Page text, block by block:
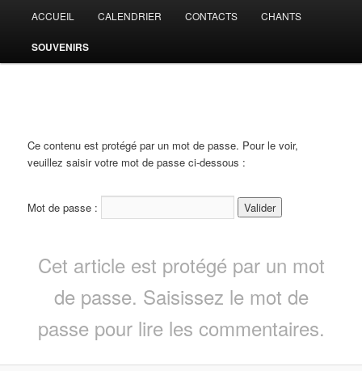
contenu
principalCHORALE DE JEHANSTER
principal
ACCUEIL CALENDRIER CONTACTS CHANTS
SOUVENIRS
Ce contenu est protégé par un mot de passe. Pour le voir,
veuillez saisir votre mot de passe ci-dessous :
Mot de passe :
Cet article est protégé par un mot
de passe. Saisissez le mot de
passe pour lire les commentaires.